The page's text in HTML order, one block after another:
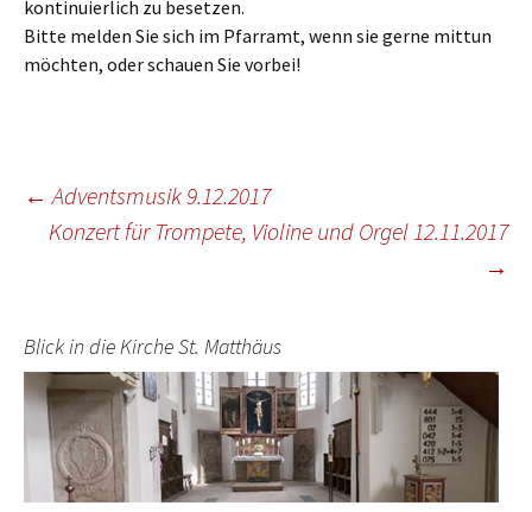
kontinuierlich zu besetzen.
Bitte melden Sie sich im Pfarramt, wenn sie gerne mittun
möchten, oder schauen Sie vorbei!
Beitragsnavigation
← Adventsmusik 9.12.2017
Konzert für Trompete, Violine und Orgel 12.11.2017
→
Blick in die Kirche St. Matthäus